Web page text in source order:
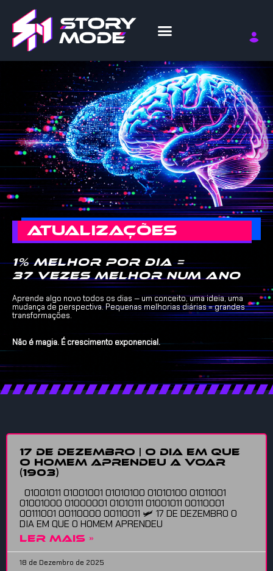
ATUALIZAÇÕES
1% melhor por dia =
37 vezes melhor num ano
Aprende algo novo todos os dias — um conceito, uma ideia, uma
mudança de perspectiva. Pequenas melhorias diárias = grandes
transformações.
Não é magia. É crescimento exponencial.
17 DE DEZEMBRO | O DIA EM QUE
O HOMEM APRENDEU A VOAR
(1903)
01001011 01001001 01010100 01010100 01011001
01001000 01000001 01010111 01001011 00110001
00111001 00110000 00110011 🛩️ 17 DE DEZEMBRO O
DIA EM QUE O HOMEM APRENDEU
LER MAIS »
18 de Dezembro de 2025